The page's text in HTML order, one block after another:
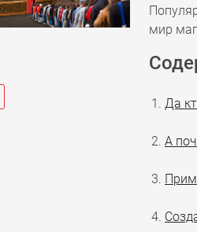
мир
Да
А